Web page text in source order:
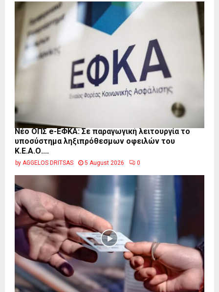
Νέο ΟΠΣ e-ΕΦΚΑ: Σε παραγωγική λειτουργία το
υποσύστημα ληξιπρόθεσμων οφειλών του
Κ.Ε.Α.Ο....
by AGGELOS DRITSAS 5 August 2026 0